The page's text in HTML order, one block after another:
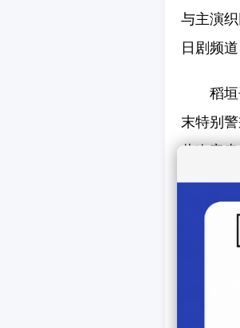
与主演
日剧频道
稻
末特别
此次客
分紧张
感到十
上一